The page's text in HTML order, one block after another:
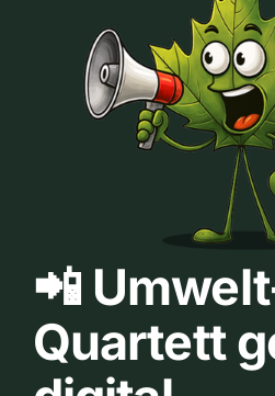
📲
Quartett